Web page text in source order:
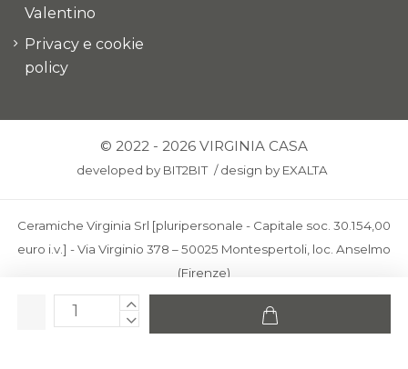
Valentino
Privacy e cookie
policy
© 2022 - 2026 VIRGINIA CASA
developed by BIT2BIT /design by EXALTA
Ceramiche Virginia Srl [pluripersonale - Capitale soc. 30.154,00
euro i.v.] - Via Virginio 378 – 50025 Montespertoli, loc. Anselmo
(Firenze)
C.F. e P.IVA: IT00436100481 - REA: FI-227733 - PEC:
ceramichevirginia@pec.it